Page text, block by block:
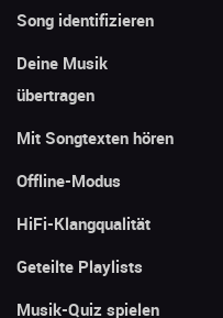
Song identifizieren
Deine Musik
übertragen
Mit Songtexten hören
Offline-Modus
HiFi-Klangqualität
Geteilte Playlists
Musik-Quiz spielen